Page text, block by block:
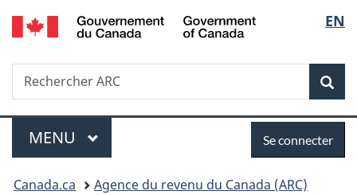
Passer
au
Passer
à
du
Passer
à
simplifiée
de
la
EN
Recherche
Rechercher
ARC
Menu
MENU PRINCIPAL
connecter
Se connecter
Vous
Canada.ca Agence du revenu du Canada (ARC)